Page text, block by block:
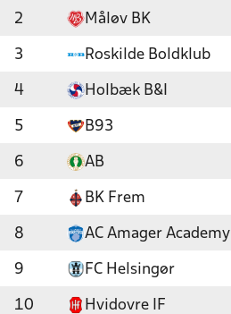
2 Måløv BK
3 Roskilde Boldklub
4 Holbæk B&I
5 B93
6 AB
7 BK Frem
8 AC Amager Academy
9 FC Helsingør
10 Hvidovre IF